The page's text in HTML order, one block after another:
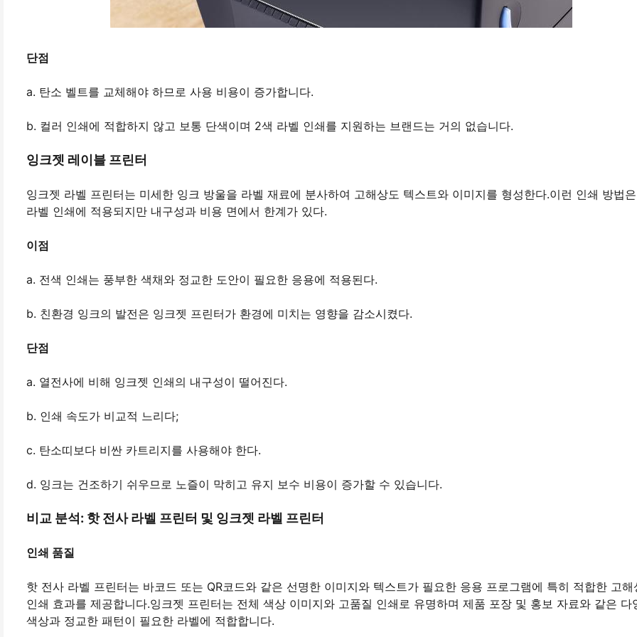
단점
a. 탄소 벨트를 교체해야 하므로 사용 비용이 증가합니다.
b. 컬러 인쇄에 적합하지 않고 보통 단색이며 2색 라벨 인쇄를 지원하는 브랜드는 거의 없습니다.
잉크젯 레이블 프린터
잉크젯 라벨 프린터는 미세한 잉크 방울을 라벨 재료에 분사하여 고해상도 텍스트와 이미지를 형성한다.이런 인쇄 방법
라벨 인쇄에 적용되지만 내구성과 비용 면에서 한계가 있다.
이점
a. 전색 인쇄는 풍부한 색채와 정교한 도안이 필요한 응용에 적용된다.
b. 친환경 잉크의 발전은 잉크젯 프린터가 환경에 미치는 영향을 감소시켰다.
단점
a. 열전사에 비해 잉크젯 인쇄의 내구성이 떨어진다.
b. 인쇄 속도가 비교적 느리다;
c. 탄소띠보다 비싼 카트리지를 사용해야 한다.
d. 잉크는 건조하기 쉬우므로 노즐이 막히고 유지 보수 비용이 증가할 수 있습니다.
비교 분석: 핫 전사 라벨 프린터 및 잉크젯 라벨 프린터
인쇄 품질
핫 전사 라벨 프린터는 바코드 또는 QR코드와 같은 선명한 이미지와 텍스트가 필요한 응용 프로그램에 특히 적합한 고해
인쇄 효과를 제공합니다.잉크젯 프린터는 전체 색상 이미지와 고품질 인쇄로 유명하며 제품 포장 및 홍보 자료와 같은 다
색상과 정교한 패턴이 필요한 라벨에 적합합니다.